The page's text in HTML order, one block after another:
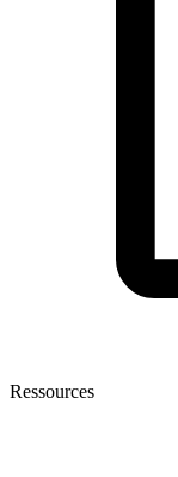
Ressources